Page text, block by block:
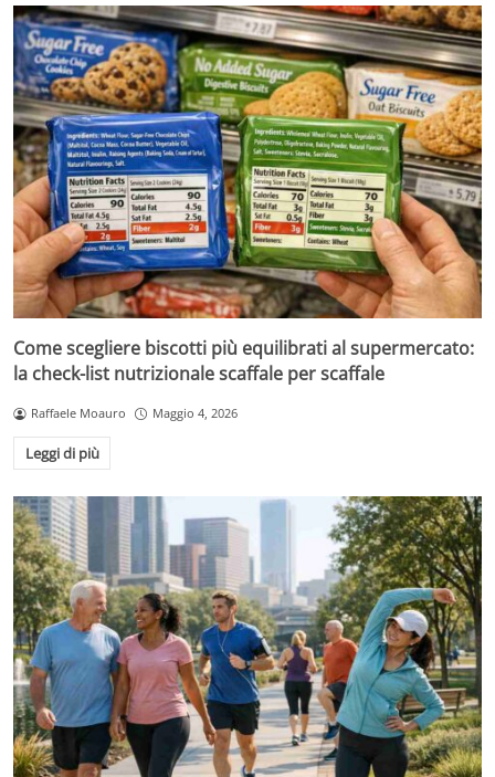
Come scegliere biscotti più equilibrati al supermercato:
la check-list nutrizionale scaffale per scaffale
Raffaele Moauro Maggio 4, 2026
Leggi di più